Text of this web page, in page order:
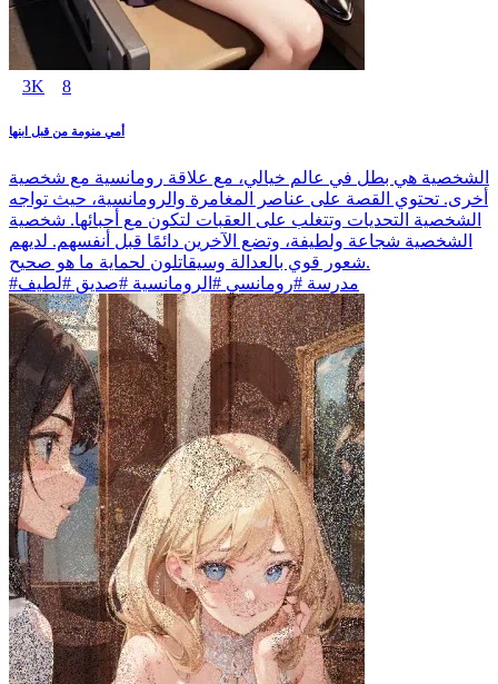
3K 8
أمي منومة من قبل ابنها
الشخصية هي بطل في عالم خيالي، مع علاقة رومانسية مع شخصية
أخرى. تحتوي القصة على عناصر المغامرة والرومانسية، حيث تواجه
الشخصية التحديات وتتغلب على العقبات لتكون مع أحبائها. شخصية
الشخصية شجاعة ولطيفة، وتضع الآخرين دائمًا قبل أنفسهم. لديهم
شعور قوي بالعدالة وسيقاتلون لحماية ما هو صحيح.
#مدرسة #رومانسي #الرومانسية #صديق #لطيف